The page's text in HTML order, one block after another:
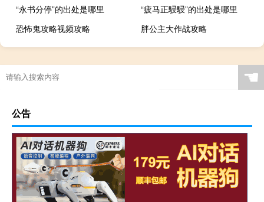
“永书分停”的出处是哪里
“疲马正駸駸”的出处是哪里
恐怖鬼攻略视频攻略
胖公主大作战攻略
☚
公告